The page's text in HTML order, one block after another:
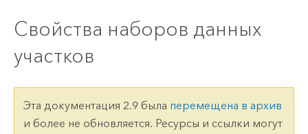
Свойства наборов данных
участков
Эта документация 2.9 была перемещена в архив
и более не обновляется. Ресурсы и ссылки могут